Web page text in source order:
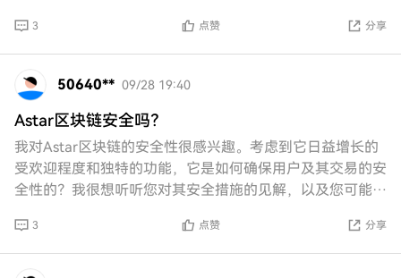
3 点赞 分享
50640** 09/28 19:40
Astar区块链安全吗？
我对Astar区块链的安全性很感兴趣。考虑到它日益增长的
受欢迎程度和独特的功能，它是如何确保用户及其交易的安
全性的？我很想听听您对其安全措施的见解，以及您可能在
3 点赞 分享